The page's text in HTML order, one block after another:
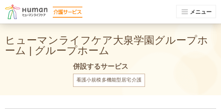
メニュー
ヒューマンライフケア大泉学園グループホ
ーム | グループホーム
併設するサービス
看護小規模多機能型居宅介護